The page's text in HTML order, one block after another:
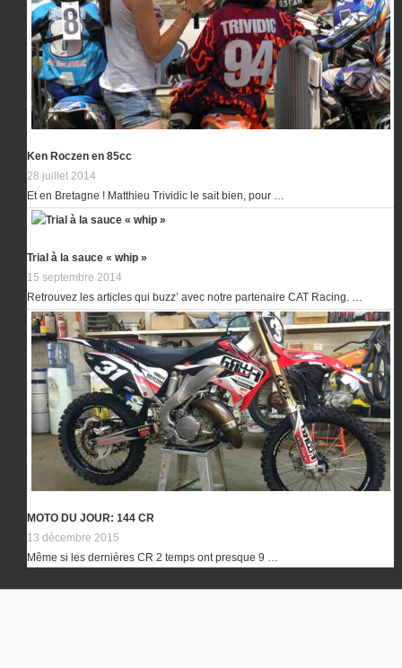
Ken Roczen en 85cc
28 juillet 2014
Et en Bretagne ! Matthieu Trividic le sait bien, pour …
Trial à la sauce « whip »
15 septembre 2014
Retrouvez les articles qui buzz’ avec notre partenaire CAT Racing. …
MOTO DU JOUR: 144 CR
13 décembre 2015
Même si les dernières CR 2 temps ont presque 9 …